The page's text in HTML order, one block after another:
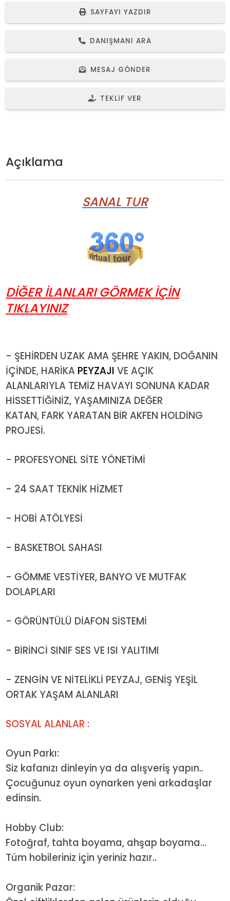
SAYFAYI YAZDIR
DANIŞMANI ARA
MESAJ GÖNDER
TEKLIF VER
Açıklama
SANAL TUR
DİĞER İLANLARI GÖRMEK İÇİN
TIKLAYINIZ
- ŞEHİRDEN UZAK AMA ŞEHRE YAKIN, DOĞANIN
İÇİNDE, HARİKA PEYZAJIVE AÇIK
ALANLARIYLA TEMİZ HAVAYI SONUNA KADAR
HİSSETTİĞİNİZ, YAŞAMINIZA DEĞER
KATAN, FARK YARATAN BİR AKFEN HOLDİNG
PROJESİ.
- PROFESYONEL SİTE YÖNETİMİ
- 24 SAAT TEKNİK HİZMET
- HOBİ ATÖLYESİ
- BASKETBOL SAHASI
- GÖMME VESTİYER, BANYO VE MUTFAK
DOLAPLARI
- GÖRÜNTÜLÜ DİAFON SİSTEMİ
- BİRİNCİ SINIF SES VE ISI YALITIMI
- ZENGİN VE NİTELİKLİ PEYZAJ, GENİŞ YEŞİL
ORTAK YAŞAM ALANLARI
SOSYAL ALANLAR :
Oyun Parkı:
Siz kafanızı dinleyin ya da alışveriş yapın..
Çocuğunuz oyun oynarken yeni arkadaşlar
edinsin.
Hobby Club:
Fotoğraf, tahta boyama, ahşap boyama...
Tüm hobileriniz için yeriniz hazır..
Organik Pazar: